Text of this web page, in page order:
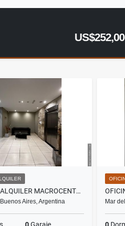
OFICINA EN ALQUILER MACROCENTRO MAR DEL PLATA
Aires, Argentina Mar